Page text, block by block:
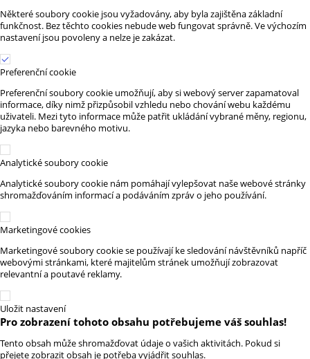
Některé soubory cookie jsou vyžadovány, aby byla zajištěna základní
funkčnost. Bez těchto cookies nebude web fungovat správně. Ve výchozím
nastavení jsou povoleny a nelze je zakázat.
Preferenční cookie
Preferenční soubory cookie umožňují, aby si webový server zapamatoval
informace, díky nimž přizpůsobil vzhledu nebo chování webu každému
uživateli. Mezi tyto informace může patřit ukládání vybrané měny, regionu,
jazyka nebo barevného motivu.
Analytické soubory cookie
Analytické soubory cookie nám pomáhají vylepšovat naše webové stránky
shromažďováním informací a podáváním zpráv o jeho používání.
Marketingové cookies
Marketingové soubory cookie se používají ke sledování návštěvníků napříč
webovými stránkami, které majitelům stránek umožňují zobrazovat
relevantní a poutavé reklamy.
Uložit nastavení
Pro zobrazení tohoto obsahu potřebujeme váš souhlas!
Tento obsah může shromažďovat údaje o vašich aktivitách. Pokud si
přejete zobrazit obsah je potřeba vyjádřit souhlas.